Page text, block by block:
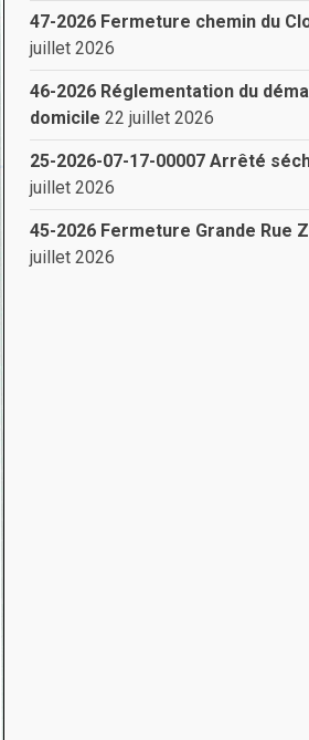
47-2026 Fermeture chemin du
juillet 2026
46-2026 Réglementation du
domicile 22 juillet 2026
25-2026-07-17-00007 Arrêté
juillet 2026
45-2026 Fermeture Grande Rue
juillet 2026